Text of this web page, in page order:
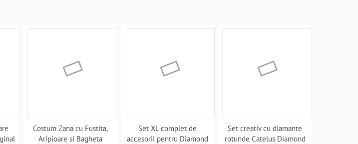
Costum Zana cu Fustita,
Aripioare si Bagheta
Set XL complet de
accesorii pentru Diamond
Set creativ cu diamante
rotunde Catelus Diamond